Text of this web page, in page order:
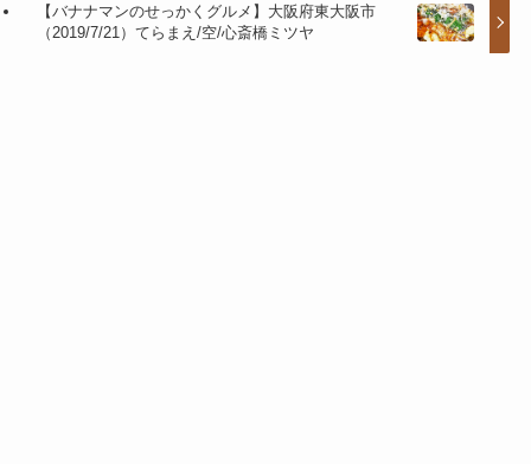
【バナナマンのせっかくグルメ】大阪府東大阪市
（2019/7/21）てらまえ/空/心斎橋ミツヤ